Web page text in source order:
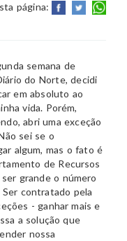
página:
semana de
do Norte, decidi
em absoluto ao
vida. Porém,
abri uma exceção
sei se o
algum, mas o fato é
de Recursos
grande o número
contratado pela
- ganhar mais e
a solução que
nossa